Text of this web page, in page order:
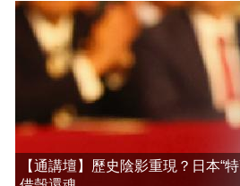
【通講壇】歷史陰影重現？日本“